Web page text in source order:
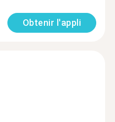
Obtenir l'appli